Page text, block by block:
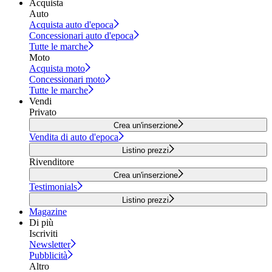
Acquista
Auto
Acquista auto d'epoca
Concessionari auto d'epoca
Tutte le marche
Moto
Acquista moto
Concessionari moto
Tutte le marche
Vendi
Privato
Crea un'inserzione
Vendita di auto d'epoca
Listino prezzi
Rivenditore
Crea un'inserzione
Testimonials
Listino prezzi
Magazine
Di più
Iscriviti
Newsletter
Pubblicità
Altro